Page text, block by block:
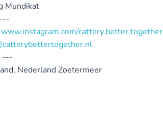
Mundikat
---
www.instagram.com/cattery.better.together
---
Nederland Zoetermeer